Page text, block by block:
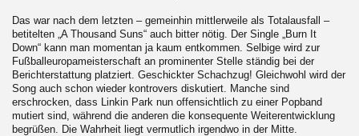
Das war nach dem letzten – gemeinhin mittlerweile als Totalausfall –
betitelten „A Thousand Suns“ auch bitter nötig. Der Single „Burn It
Down“ kann man momentan ja kaum entkommen. Selbige wird zur
Fußballeuropameisterschaft an prominenter Stelle ständig bei der
Berichterstattung platziert. Geschickter Schachzug! Gleichwohl wird der
Song auch schon wieder kontrovers diskutiert. Manche sind
erschrocken, dass Linkin Park nun offensichtlich zu einer Popband
mutiert sind, während die anderen die konsequente Weiterentwicklung
begrüßen. Die Wahrheit liegt vermutlich irgendwo in der Mitte.